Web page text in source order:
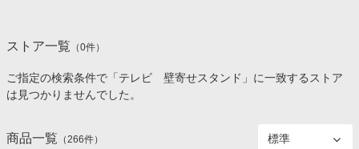
カテゴリー一覧
百貨店・総合ECモール
食品・スイーツ・お酒
イベント一覧
初回購入者限定特典
ストア一覧 （0件）
ご指定の検索条件で「テレビ 壁寄せスタンド」に一致するストア
は見つかりませんでした。
商品一覧 （266件）